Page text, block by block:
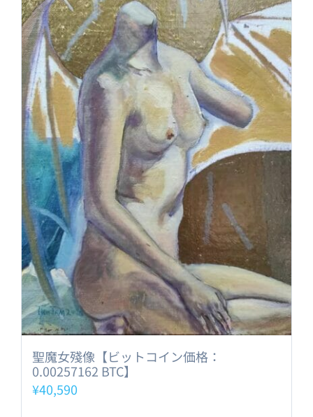
聖魔女殘像【ビットコイン価格：
0.00257162 BTC】
¥40,590